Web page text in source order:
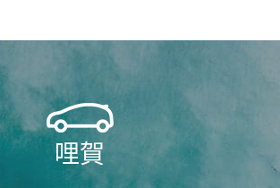
哩賀